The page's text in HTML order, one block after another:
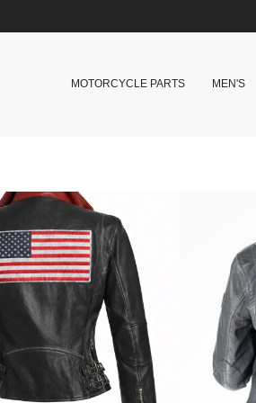
MOTORCYCLE PARTS MEN'S